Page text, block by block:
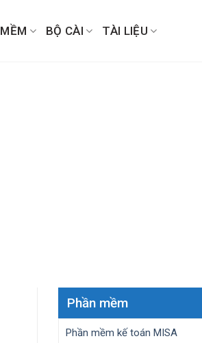
BỘ CÀI TÀI LIỆU
Phần mềm
Phần mềm kế toán MISA